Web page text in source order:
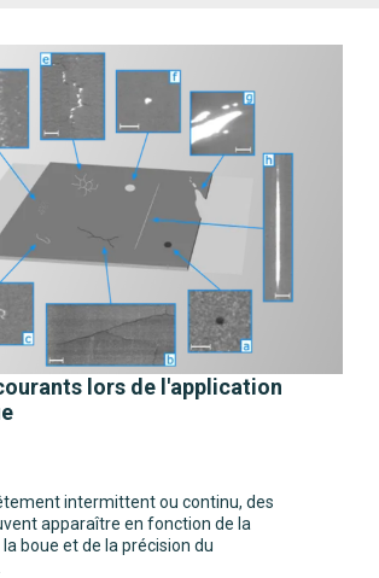
lors de l'application
intermittent ou continu, des
apparaître en fonction de la
boue et de la précision du